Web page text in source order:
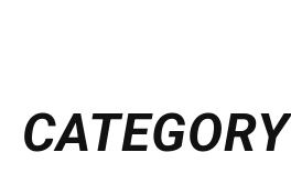
CATEGORY